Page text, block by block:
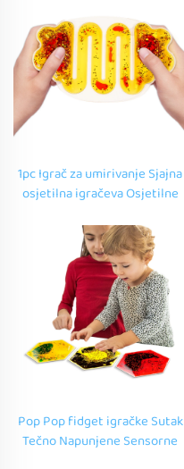
1pc Igrač za umirivanje Sjajna
osjetilna igračeva Osjetilne
prilagođeni tečni meki
igračevi za autism
Pop Pop fidget igračke Sutak
Tečno Napunjene Sensorne